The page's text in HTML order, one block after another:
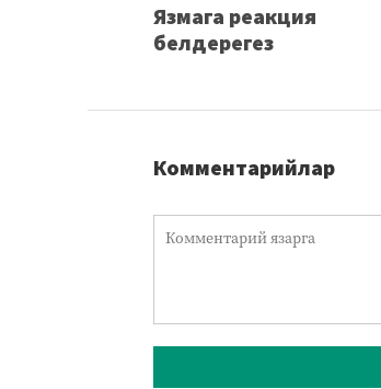
Язмага реакция
белдерегез
Комментарийлар